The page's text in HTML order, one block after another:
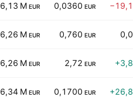
6,13 M EUR 0,0360 EUR
6,26 M EUR 0,760 EUR
6,26 M EUR 2,72 EUR
6,34 M EUR 0,1700 EUR